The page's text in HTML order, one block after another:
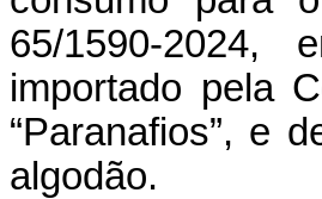
65/1590-2024,
importado pela
“Paranafios”, e
algodão.